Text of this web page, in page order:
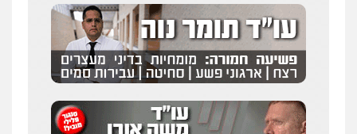
0524282442
מנשה, אלמוג – עורכי דין
פלילי עבירות תנועה צווארון לבן תעבורה
עורכי דין לענייני אסירים מעצרים וחקירות
0546470989